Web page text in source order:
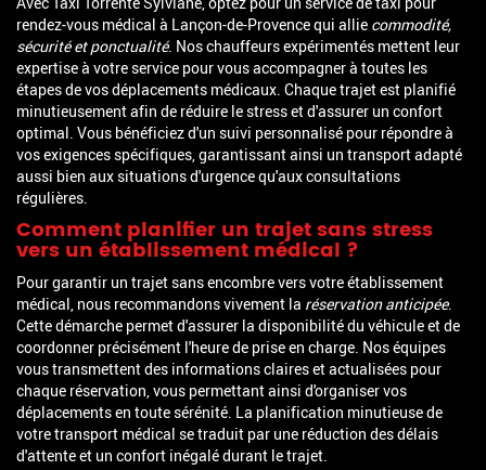
rendez-vous médical à Lançon-de-Provence qui allie commodité,
sécurité et ponctualité. Nos chauffeurs expérimentés mettent leur
expertise à votre service pour vous accompagner à toutes les
étapes de vos déplacements médicaux. Chaque trajet est planifié
minutieusement afin de réduire le stress et d'assurer un confort
optimal. Vous bénéficiez d'un suivi personnalisé pour répondre à
vos exigences spécifiques, garantissant ainsi un transport adapté
aussi bien aux situations d'urgence qu'aux consultations
régulières.
Comment planifier un trajet sans stress
vers un établissement médical ?
Pour garantir un trajet sans encombre vers votre établissement
médical, nous recommandons vivement la réservation anticipée.
Cette démarche permet d'assurer la disponibilité du véhicule et de
coordonner précisément l'heure de prise en charge. Nos équipes
vous transmettent des informations claires et actualisées pour
chaque réservation, vous permettant ainsi d'organiser vos
déplacements en toute sérénité. La planification minutieuse de
votre transport médical se traduit par une réduction des délais
d'attente et un confort inégalé durant le trajet.